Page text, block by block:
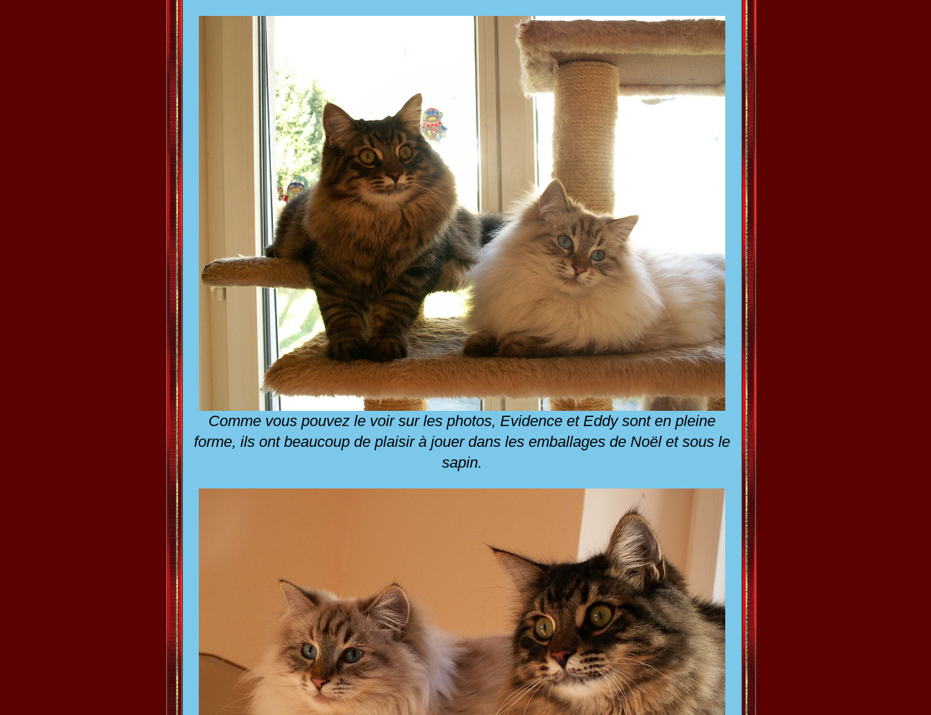
Comme vous pouvez le voir sur les photos, Evidence et Eddy sont en pleine
forme, ils ont beaucoup de plaisir à jouer dans les emballages de Noël et sous le
sapin.